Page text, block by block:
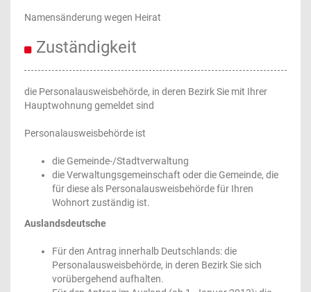
Namensänderung wegen Heirat
Zuständigkeit
die Personalausweisbehörde, in deren Bezirk Sie mit Ihrer
Hauptwohnung gemeldet sind
Personalausweisbehörde ist
die Gemeinde-/Stadtverwaltung
die Verwaltungsgemeinschaft oder die Gemeinde, die
für diese als Personalausweisbehörde für Ihren
Wohnort zuständig ist.
Auslandsdeutsche
Für den Antrag innerhalb Deutschlands: die
Personalausweisbehörde, in deren Bezirk Sie sich
vorübergehend aufhalten.